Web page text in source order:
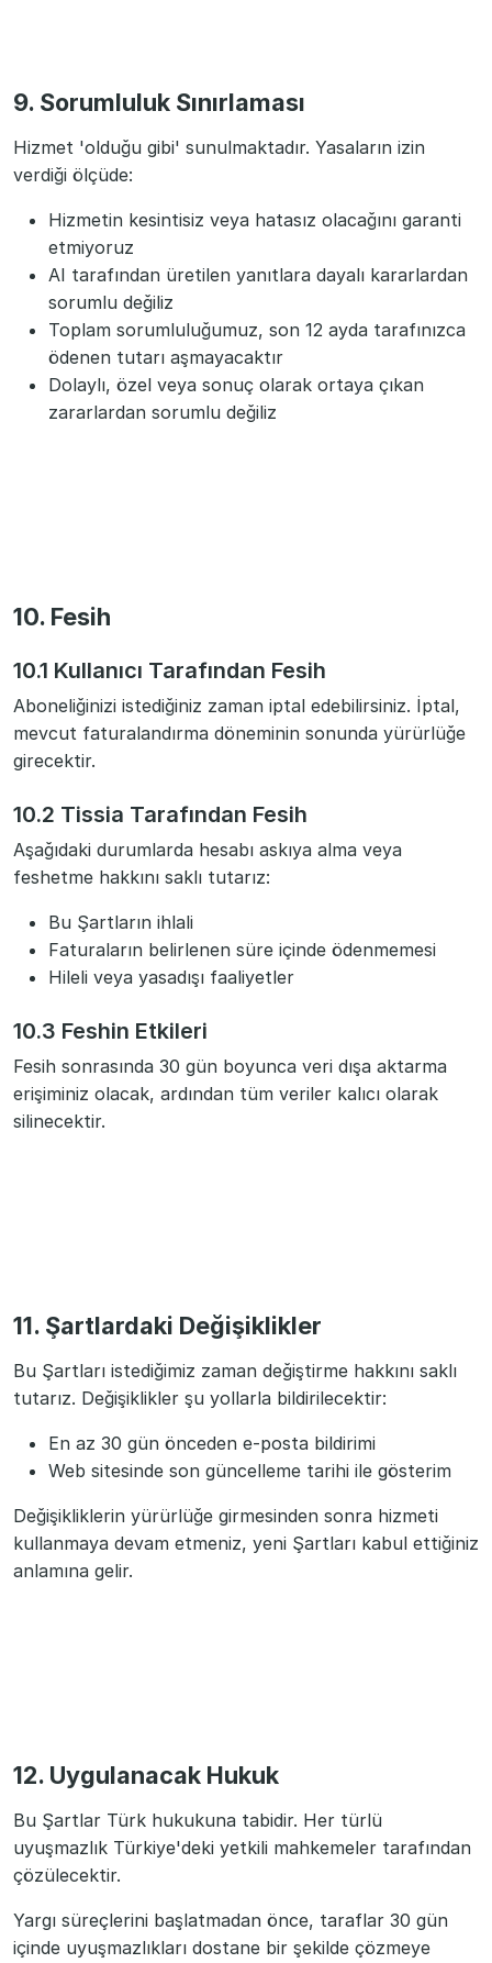
9. Sorumluluk Sınırlaması
Hizmet 'olduğu gibi' sunulmaktadır. Yasaların izin
verdiği ölçüde:
Hizmetin kesintisiz veya hatasız olacağını garanti
etmiyoruz
AI tarafından üretilen yanıtlara dayalı kararlardan
sorumlu değiliz
Toplam sorumluluğumuz, son 12 ayda tarafınızca
ödenen tutarı aşmayacaktır
Dolaylı, özel veya sonuç olarak ortaya çıkan
zararlardan sorumlu değiliz
10. Fesih
10.1 Kullanıcı Tarafından Fesih
Aboneliğinizi istediğiniz zaman iptal edebilirsiniz. İptal,
mevcut faturalandırma döneminin sonunda yürürlüğe
girecektir.
10.2 Tissia Tarafından Fesih
Aşağıdaki durumlarda hesabı askıya alma veya
feshetme hakkını saklı tutarız:
Bu Şartların ihlali
Faturaların belirlenen süre içinde ödenmemesi
Hileli veya yasadışı faaliyetler
10.3 Feshin Etkileri
Fesih sonrasında 30 gün boyunca veri dışa aktarma
erişiminiz olacak, ardından tüm veriler kalıcı olarak
silinecektir.
11. Şartlardaki Değişiklikler
Bu Şartları istediğimiz zaman değiştirme hakkını saklı
tutarız. Değişiklikler şu yollarla bildirilecektir:
En az 30 gün önceden e-posta bildirimi
Web sitesinde son güncelleme tarihi ile gösterim
Değişikliklerin yürürlüğe girmesinden sonra hizmeti
kullanmaya devam etmeniz, yeni Şartları kabul ettiğiniz
anlamına gelir.
12. Uygulanacak Hukuk
Bu Şartlar Türk hukukuna tabidir. Her türlü
uyuşmazlık Türkiye'deki yetkili mahkemeler tarafından
çözülecektir.
Yargı süreçlerini başlatmadan önce, taraflar 30 gün
içinde uyuşmazlıkları dostane bir şekilde çözmeye